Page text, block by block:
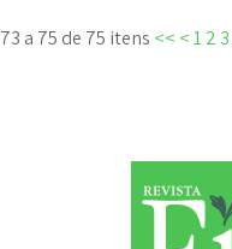
73 a 75 de 75 itens << <12 3